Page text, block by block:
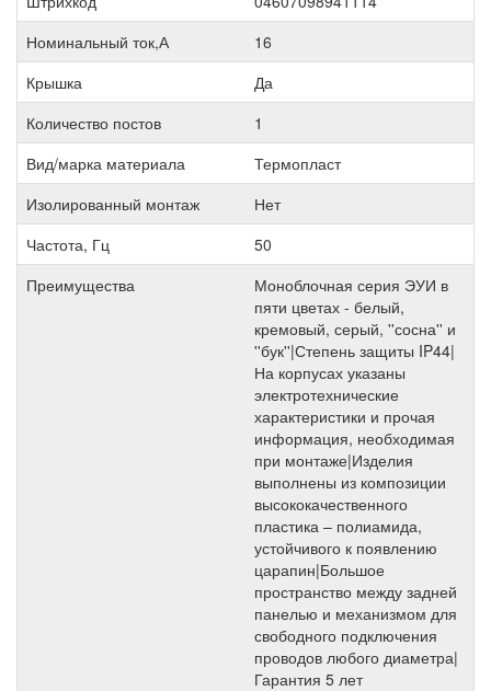
Номинальный ток,А
16
Крышка
Да
Количество постов
1
Вид/марка материала
Термопласт
Изолированный монтаж
Нет
Частота, Гц
50
Преимущества
Моноблочная серия ЭУИ в
пяти цветах - белый,
кремовый, серый, ''сосна'' и
''бук''|Степень защиты IP44|
На корпусах указаны
электротехнические
характеристики и прочая
информация, необходимая
при монтаже|Изделия
выполнены из композиции
высококачественного
пластика – полиамида,
устойчивого к появлению
царапин|Большое
пространство между задней
панелью и механизмом для
свободного подключения
проводов любого диаметра|
Гарантия 5 лет